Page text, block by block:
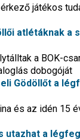
játékos
atlétáknak
a BOK-
dobogóját
Gödöllőt a
és az idén 15
utazhat a